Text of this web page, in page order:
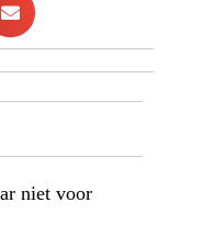
niet voor